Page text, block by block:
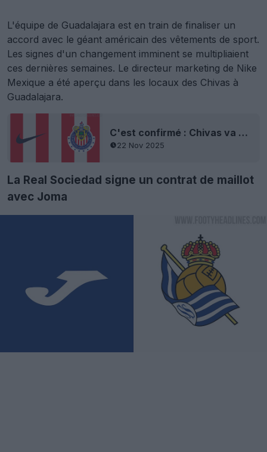
L'équipe de Guadalajara est en train de finaliser un
accord avec le géant américain des vêtements de sport.
Les signes d'un changement imminent se multipliaient
ces dernières semaines. Le directeur marketing de Nike
Mexique a été aperçu dans les locaux des Chivas à
Guadalajara.
C'est confirmé : Chivas va signer un contrat avec Nike pour ses maillots - Fini Puma
22 Nov 2025
La Real Sociedad signe un contrat de maillot
avec Joma